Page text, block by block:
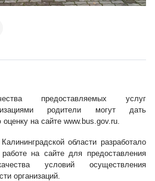
предоставляемых услуг
родители могут дать
на сайте www.bus.gov.ru
области разработало
на сайте для предоставления
условий осуществления
организаций.